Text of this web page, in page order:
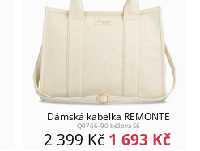
Dámská kabelka REMONTE
Q0766-90 béžová S6
1 693 Kč
2 399Kč